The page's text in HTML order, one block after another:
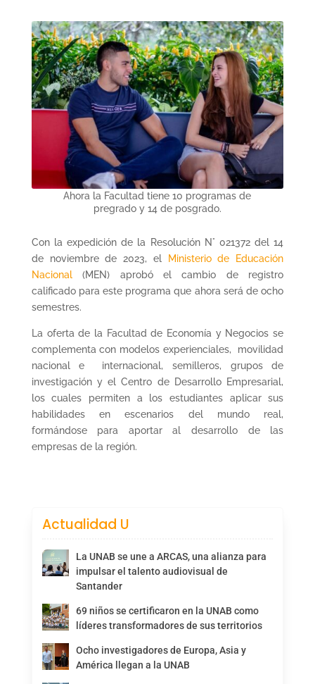
Ahora la Facultad tiene 10 programas de
pregrado y 14 de posgrado.
Con la expedición de la Resolución N° 021372 del 14
de noviembre de 2023, el Ministerio de Educación
Nacional(MEN) aprobó el cambio de registro
calificado para este programa que ahora será de ocho
semestres.
La oferta de la Facultad de Economía y Negocios se
complementa con modelos experienciales, movilidad
nacional e internacional, semilleros, grupos de
investigación y el Centro de Desarrollo Empresarial,
los cuales permiten a los estudiantes aplicar sus
habilidades en escenarios del mundo real,
formándose para aportar al desarrollo de las
empresas de la región.
Actualidad U
La UNAB se une a ARCAS, una alianza para
impulsar el talento audiovisual de
Santander
69 niños se certificaron en la UNAB como
líderes transformadores de sus territorios
Ocho investigadores de Europa, Asia y
América llegan a la UNAB